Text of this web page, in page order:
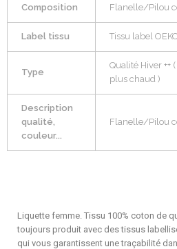
Composition Flanelle/Pilou
Label tissu Tissu label
Type
Qualité Hiver ++
plus chaud )
Description
qualité,
couleur...
Flanelle/Pilou
Liquette femme. Tissu 100% coton de
toujours produit avec des tissus
qui vous garantissent une traçabilité